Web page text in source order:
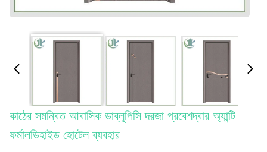
কাঠের সমন্বিত আবাসিক ডাব্লুপিসি দরজা প্রবেশদ্বার অ্যান্টি
ফর্মালডিহাইড হোটেল ব্যবহার